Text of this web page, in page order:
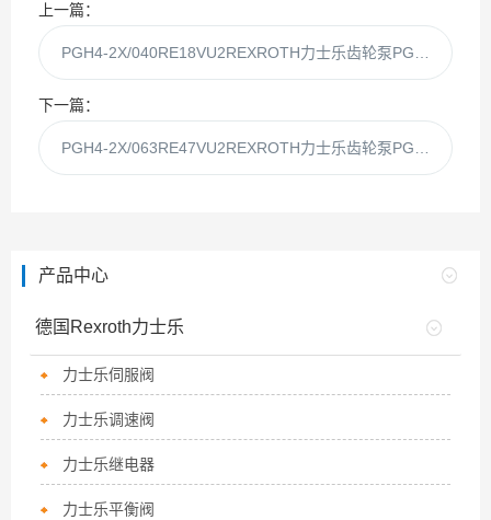
上一篇：
下一篇：
产品中心
德国Rexroth力士乐
力士乐伺服阀
力士乐调速阀
力士乐继电器
力士乐平衡阀